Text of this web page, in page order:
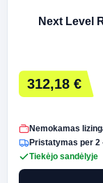
Next Level
312,18 €
Nemokamas
Pristatymas per 2
Tiekėjo sandėlyje